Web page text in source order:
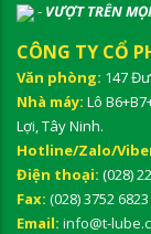
- VƯỢT TRÊN
CÔNG TY CỔ
Văn phòng: 147
Nhà máy: Lô
Lợi, Tây Ninh.
Hotline/Zalo/
Điện thoại: (028)
Fax: (028) 3752 6823
Email: info@t-